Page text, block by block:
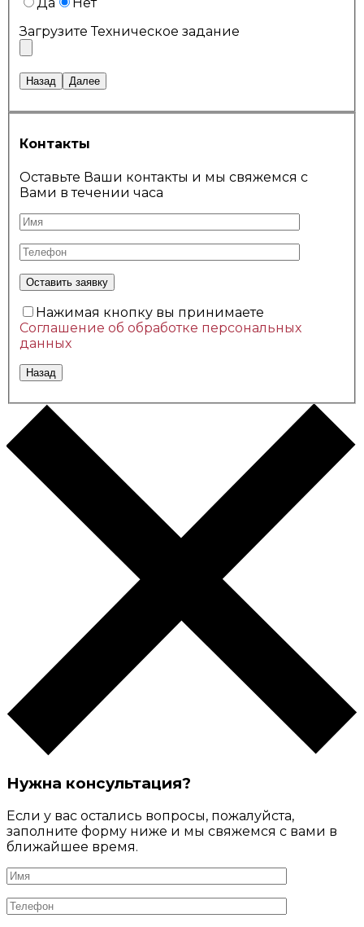
Да
Нет
Загрузите Техническое задание
Назад Далее
Контакты
Оставьте Ваши контакты и мы свяжемся с
Вами в течении часа
Нажимая кнопку вы принимаете
Соглашение об обработке персональных
данных
Назад
Нужна консультация?
Если у вас остались вопросы, пожалуйста,
заполните форму ниже и мы свяжемся с вами в
ближайшее время.